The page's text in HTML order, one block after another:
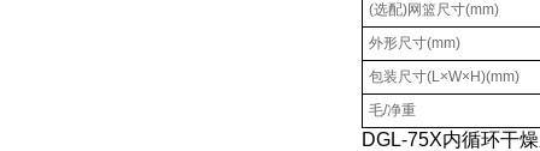
(选配)网篮尺寸(mm)
外形尺寸(mm)
包装尺寸(L×W×H)(mm)
毛/净重
DGL-75X内循环干